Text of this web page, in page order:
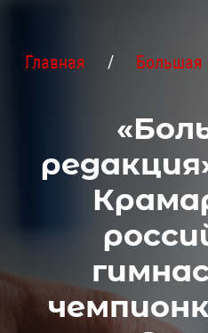
Главная Большая